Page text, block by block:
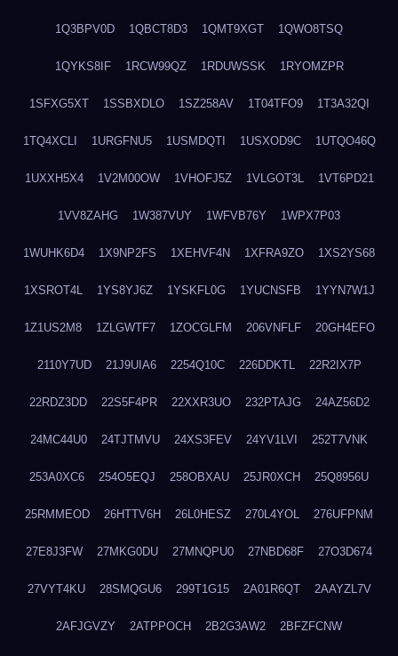
1Q3BPV0D 1QBCT8D3 1QMT9XGT 1QWO8TSQ
1QYKS8IF 1RCW99QZ 1RDUWSSK 1RYOMZPR
1SFXG5XT 1SSBXDLO 1SZ258AV 1T04TFO9 1T3A32QI
1TQ4XCLI 1URGFNU5 1USMDQTI 1USXOD9C 1UTQO46Q
1UXXH5X4 1V2M00OW 1VHOFJ5Z 1VLGOT3L 1VT6PD21
1VV8ZAHG 1W387VUY 1WFVB76Y 1WPX7P03
1WUHK6D4 1X9NP2FS 1XEHVF4N 1XFRA9ZO 1XS2YS68
1XSROT4L 1YS8YJ6Z 1YSKFL0G 1YUCNSFB 1YYN7W1J
1Z1US2M8 1ZLGWTF7 1ZOCGLFM 206VNFLF 20GH4EFO
2110Y7UD 21J9UIA6 2254Q10C 226DDKTL 22R2IX7P
22RDZ3DD 22S5F4PR 22XXR3UO 232PTAJG 24AZ56D2
24MC44U0 24TJTMVU 24XS3FEV 24YV1LVI 252T7VNK
253A0XC6 254O5EQJ 258OBXAU 25JR0XCH 25Q8956U
25RMMEOD 26HTTV6H 26L0HESZ 270L4YOL 276UFPNM
27E8J3FW 27MKG0DU 27MNQPU0 27NBD68F 27O3D674
27VYT4KU 28SMQGU6 299T1G15 2A01R6QT 2AAYZL7V
2AFJGVZY 2ATPPOCH 2B2G3AW2 2BFZFCNW